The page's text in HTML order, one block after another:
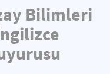
Bilimleri